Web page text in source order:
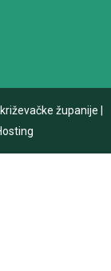
županije